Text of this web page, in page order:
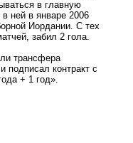
в главную
ней в январе 2006
Иордании. С тех
забил 2 гола.
трансфера
подписал контракт с
+ 1 год».